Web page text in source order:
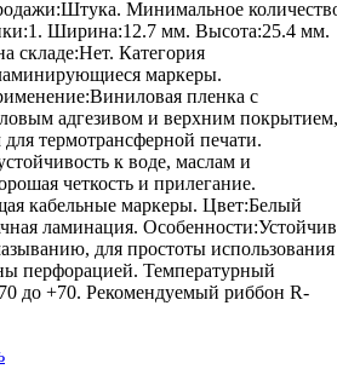
Минимальное
Ширина:12.7 мм. Высота:25.4 мм.
складе:Нет. Категория
маркеры.
пленка с
адгезивом и верхним покрытием,
термотрансферной печати.
к воде, маслам и
четкость и прилегание.
кабельные маркеры. Цвет:Белый
ламинация. Особенности:Устойчив
для простоты использования
перфорацией. Температурный
до +70. Рекомендуемый риббон R-